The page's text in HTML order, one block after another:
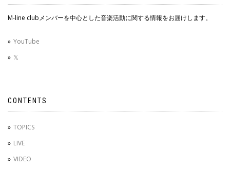
M-line clubメンバーを中心とした音楽活動に関する情報をお届けします。
YouTube
𝕏
CONTENTS
TOPICS
LIVE
VIDEO